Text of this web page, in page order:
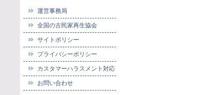
運営事務局
全国の古民家再生協会
サイトポリシー
プライバシーポリシー
カスタマーハラスメント対応
お問い合わせ